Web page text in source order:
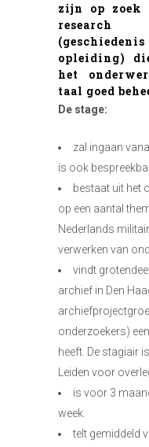
zijn op zoek
research
opleiding)
het
taal goed
De stage:
zal ingaan
is ook
bestaat uit het
op een aantal
Nederlands
verwerken van
vindt
archief in Den
onderzoekers)
heeft. De stagiair
Leiden voor
is voor 3
week.
telt gemiddeld